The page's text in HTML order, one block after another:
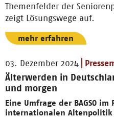
Themenfelder der
zeigt Lösungswege auf.
mehr erfahren
03. Dezember 2024
Älterwerden in
und morgen
Eine Umfrage der BAGSO im
internationalen Altenpolitik